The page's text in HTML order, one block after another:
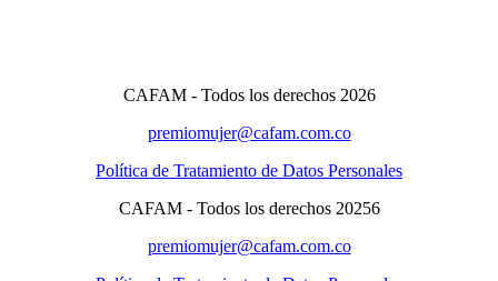
CAFAM - Todos los derechos 2026
premiomujer@cafam.com.co
Política de Tratamiento de Datos Personales
CAFAM - Todos los derechos 20256
premiomujer@cafam.com.co